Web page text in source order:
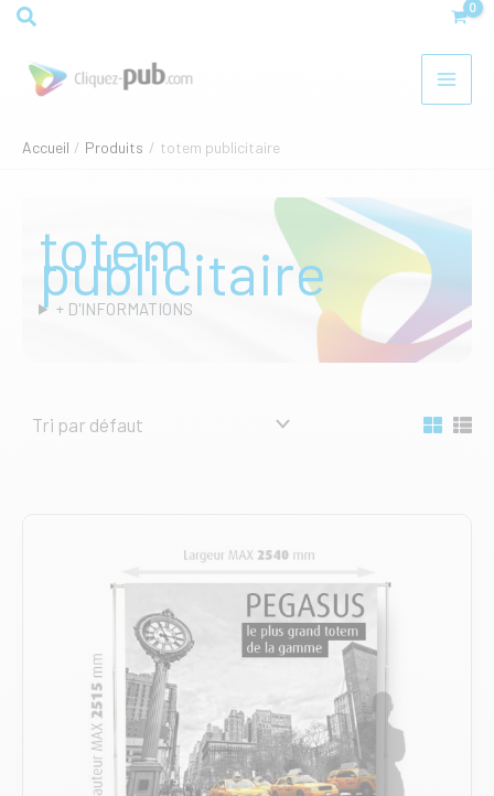
Aller
contenu
Rechercher
Accueil Produits totem publicitaire
totem
publicitaire
+ D'INFORMATIONS